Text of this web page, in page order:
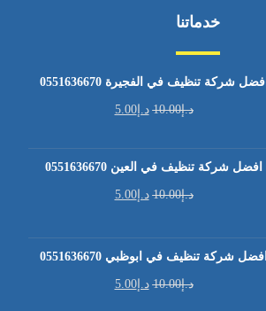
خدماتنا
افضل شركة تنظيف في الفجيرة 0551636670
د.إ10.00 د.إ5.00
افضل شركة تنظيف في العين 0551636670
د.إ10.00 د.إ5.00
افضل شركة تنظيف في ابوظبي 0551636670
د.إ10.00 د.إ5.00